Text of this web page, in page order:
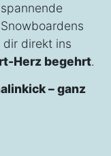
dir direkt ins
Herz begehrt.
– ganz